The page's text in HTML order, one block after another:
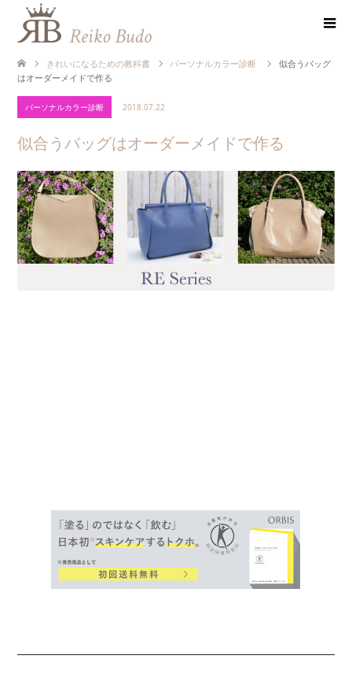
きれいになるための教科書 パーソナルカラー診断
似合うバッグ
はオーダーメイドで作る
パーソナルカラー診断 2018.07.22
似合うバッグはオーダーメイドで作る